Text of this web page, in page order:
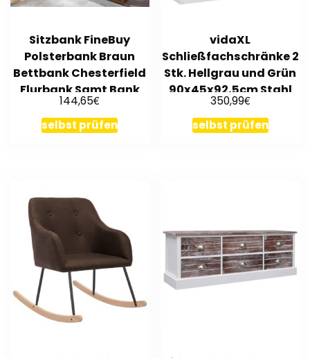
Sitzbank FineBuy
Polsterbank Braun
Bettbank Chesterfield
Flurbank Samt Bank
144,65€
selbst prüfen
vidaXL
Schließfachschränke 2
Stk. Hellgrau und Grün
90x45x92,5cm Stahl
350,99€
selbst prüfen